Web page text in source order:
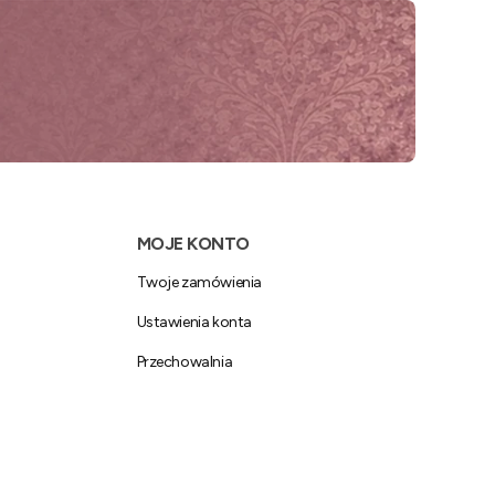
MOJE KONTO
Twoje zamówienia
Ustawienia konta
Przechowalnia